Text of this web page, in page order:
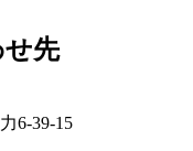
先
6-39-15